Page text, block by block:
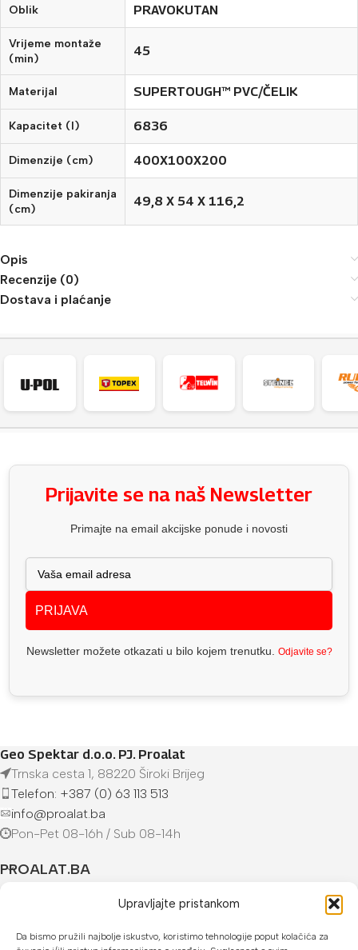
Upravljajte pristankom
Da bismo pružili najbolje iskustvo, koristimo tehnologije poput kolačića za
Oblik PRAVOKUTAN
Vrijeme montaže
(min)
45
Materijal SUPERTOUGH™ PVC/ČELIK
Kapacitet (l) 6836
Dimenzije (cm) 400X100X200
Dimenzije pakiranja
(cm)
49,8 X 54 X 116,2
Opis
Recenzije (0)
Dostava i plaćanje
Prijavite se na naš Newsletter
Primajte na email akcijske ponude i novosti
PRIJAVA
Newsletter možete otkazati u bilo kojem trenutku. Odjavite se?
Geo Spektar d.o.o. PJ. Proalat
Trnska cesta 1, 88220 Široki Brijeg
Telefon: +387 (0) 63 113 513
info@proalat.ba
Pon-Pet 08-16h / Sub 08-14h
PROALAT.BA
UVJETI KUPOVINE
NAČINI PLAĆANJA